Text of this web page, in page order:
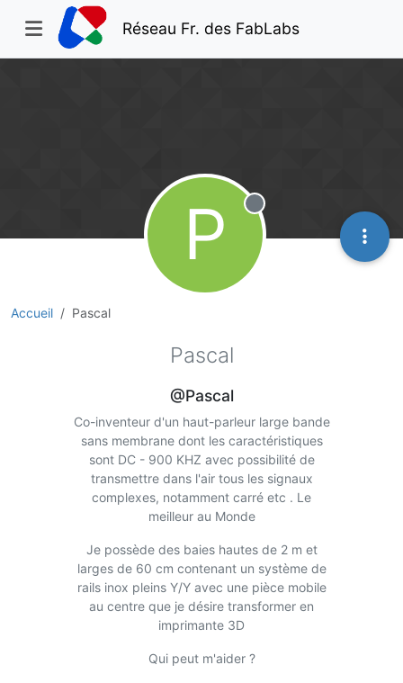
Réseau Fr. des FabLabs
Accueil Pascal
P Hors-ligne
Pascal
@Pascal
Co-inventeur d'un haut-parleur large bande
sans membrane dont les caractéristiques
sont DC - 900 KHZ avec possibilité de
transmettre dans l'air tous les signaux
complexes, notamment carré etc . Le
meilleur au Monde
Je possède des baies hautes de 2 m et
larges de 60 cm contenant un système de
rails inox pleins Y/Y avec une pièce mobile
au centre que je désire transformer en
imprimante 3D
Qui peut m'aider ?